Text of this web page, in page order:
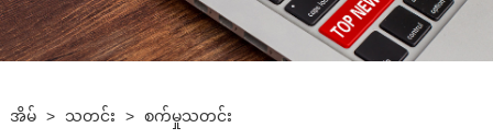
အိမ် > သတင်း > စက်မှုသတင်း